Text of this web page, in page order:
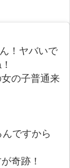
！ヤバいで
の子普通来
ですから
奇跡！